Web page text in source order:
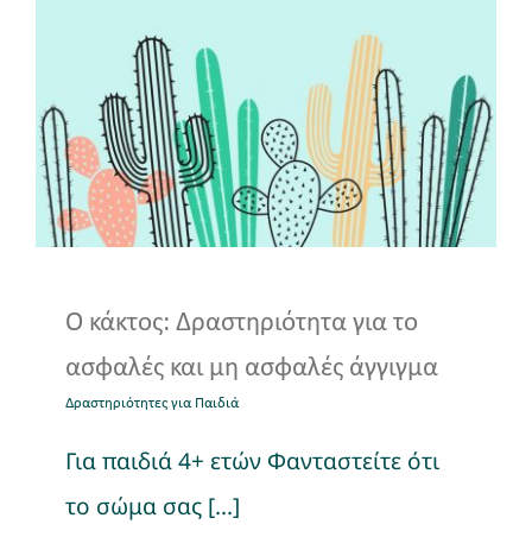
Ο κάκτος: Δραστηριότητα
για το ασφαλές και μη
ασφαλές άγγιγμα
Δραστηριότητες για Παιδιά
Ο κάκτος: Δραστηριότητα για το
ασφαλές και μη ασφαλές άγγιγμα
Δραστηριότητες για Παιδιά
Για παιδιά 4+ ετών Φανταστείτε ότι
το σώμα σας [...]